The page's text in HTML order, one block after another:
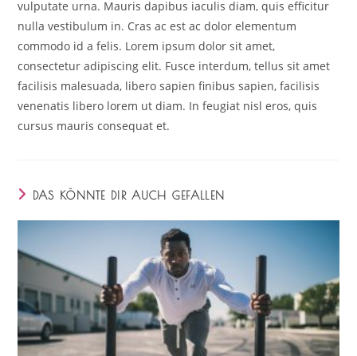
vulputate urna. Mauris dapibus iaculis diam, quis efficitur
nulla vestibulum in. Cras ac est ac dolor elementum
commodo id a felis. Lorem ipsum dolor sit amet,
consectetur adipiscing elit. Fusce interdum, tellus sit amet
facilisis malesuada, libero sapien finibus sapien, facilisis
venenatis libero lorem ut diam. In feugiat nisl eros, quis
cursus mauris consequat et.
DAS KÖNNTE DIR AUCH GEFALLEN